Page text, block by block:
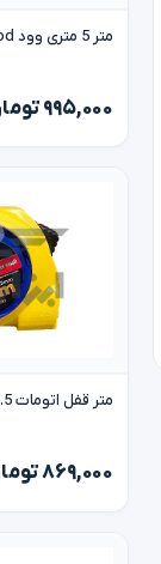
متر 5 متری وود wood
۹۹۵,۰۰۰ تومان
متر قفل اتومات 7.5 متری لیهو lihu
۸۶۹,۰۰۰ تومان